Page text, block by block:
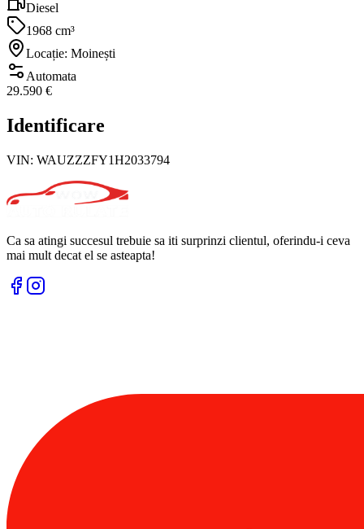
Diesel
1968 cm³
Locație: Moinești
Automata
29.590 €
Identificare
VIN: WAUZZZFY1H2033794
Ca sa atingi succesul trebuie sa iti surprinzi clientul, oferindu-i ceva
mai mult decat el se asteapta!